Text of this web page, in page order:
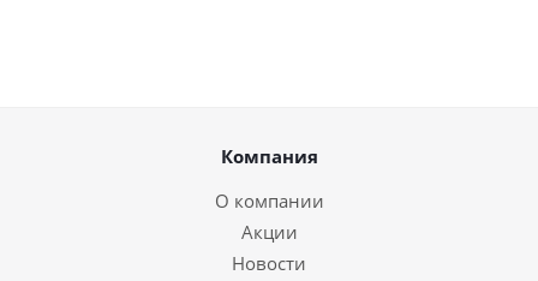
Компания
О компании
Акции
Новости